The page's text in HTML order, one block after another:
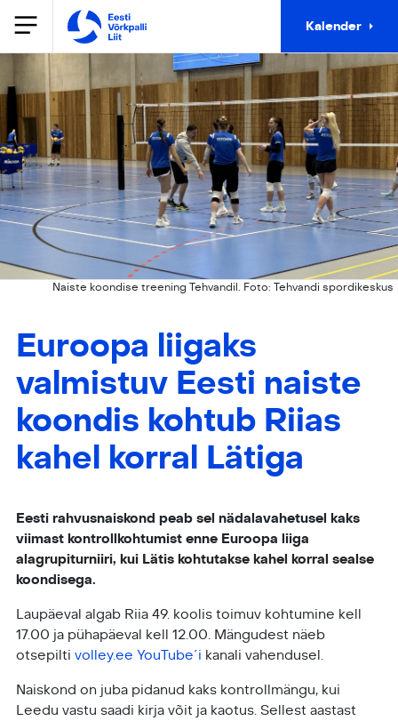
Kalender
Naiste koondise treening Tehvandil. Foto: Tehvandi spordikeskus
Euroopa liigaks
valmistuv Eesti naiste
koondis kohtub Riias
kahel korral Lätiga
Eesti rahvusnaiskond peab sel nädalavahetusel kaks
viimast kontrollkohtumist enne Euroopa liiga
alagrupiturniiri, kui Lätis kohtutakse kahel korral sealse
koondisega.
Laupäeval algab Riia 49. koolis toimuv kohtumine kell
17.00 ja pühapäeval kell 12.00. Mängudest näeb
otsepilti volley.ee YouTube´i kanali vahendusel.
Naiskond on juba pidanud kaks kontrollmängu, kui
Leedu vastu saadi kirja võit ja kaotus. Sellest aastast